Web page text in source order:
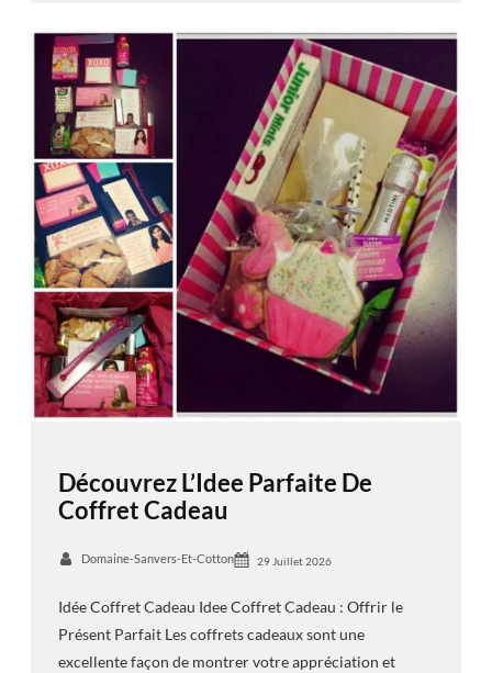
Découvrez L’Idee Parfaite De
Coffret Cadeau
Domaine-Sanvers-Et-Cotton 29 Juillet 2026
Idée Coffret Cadeau Idee Coffret Cadeau : Offrir le
Présent Parfait Les coffrets cadeaux sont une
excellente façon de montrer votre appréciation et